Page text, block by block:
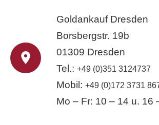
Goldankauf Dresden
Borsbergstr. 19b
01309 Dresden
Tel.: +49 (0)351 3124737
Mobil: +49 (0)172 3731
Mo – Fr: 10 – 14 u. 16